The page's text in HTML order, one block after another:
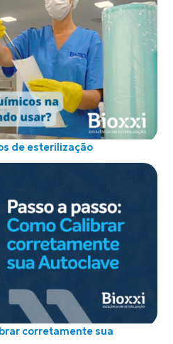
de esterilização
corretamente sua